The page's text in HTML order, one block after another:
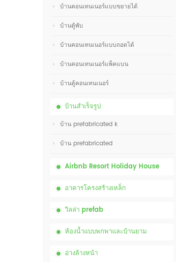
บ้านคอนเทนเนอร์แบบขยายได้
บ้านตู้พับ
บ้านคอนเทนเนอร์แบบถอดได้
บ้านคอนเทนเนอร์แพ็คแบน
บ้านตู้คอนเทนเนอร์
บ้านสำเร็จรูป
บ้าน prefabricated k
บ้าน prefabricated
Airbnb Resort Holiday House
อาคารโครงสร้างเหล็ก
วิลล่า prefab
ห้องน้ำแบบพกพาและบ้านยาม
อ่างล้างหน้า